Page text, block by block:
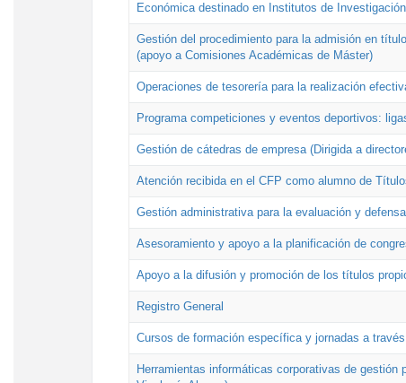
Económica destinado en Institutos de
Gestión del procedimiento para la admisión en
(apoyo a Comisiones Académicas de Máster)
Operaciones de tesorería para la realización
Programa competiciones y eventos deportivos:
Gestión de cátedras de empresa (Dirigida a
Atención recibida en el CFP como alumno de
Gestión administrativa para la evaluación y
Asesoramiento y apoyo a la planificación de
Apoyo a la difusión y promoción de los títulos
Registro General
Cursos de formación específica y jornadas a
Herramientas informáticas corporativas de gestión